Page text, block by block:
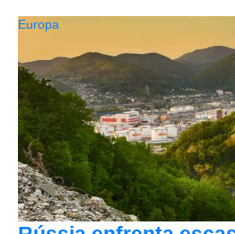
Europa